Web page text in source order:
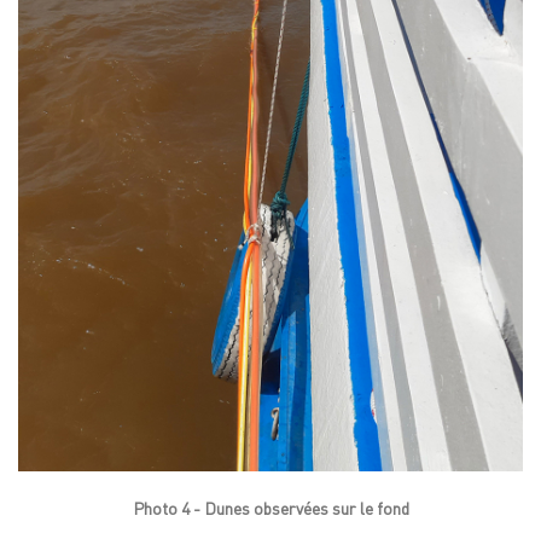
Photo 4 - Dunes observées sur le fond